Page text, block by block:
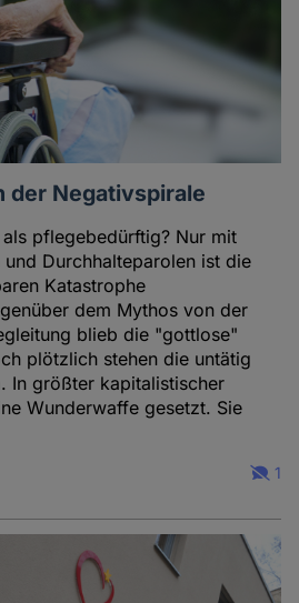
der Negativspirale
pflegebedürftig? Nur mit
Durchhalteparolen ist die
Katastrophe
dem Mythos von der
blieb die "gottlose"
plötzlich stehen die untätig
In größter kapitalistischer
Wunderwaffe gesetzt. Sie
1